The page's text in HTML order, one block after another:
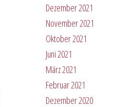
Dezember 2021
November 2021
Oktober 2021
Juni 2021
März 2021
Februar 2021
Dezember 2020